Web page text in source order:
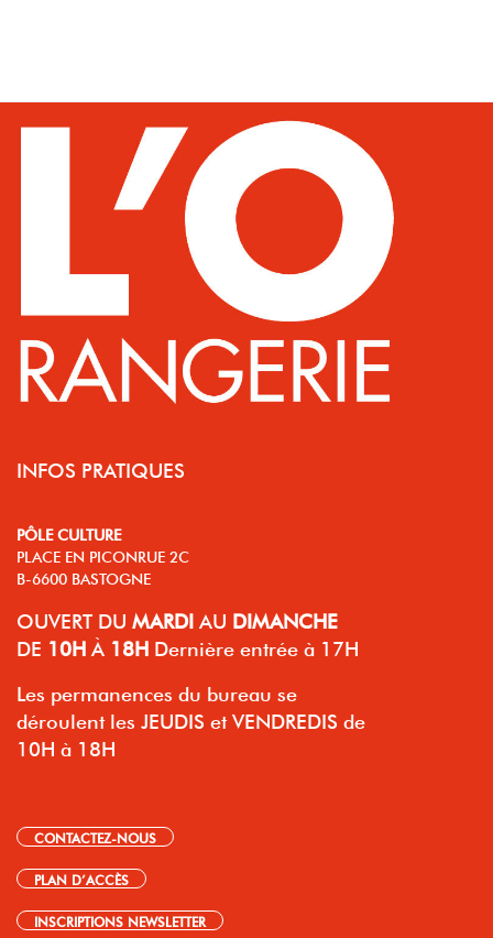
INFOS PRATIQUES
PÔLE CULTURE
PLACE EN PICONRUE 2C
B-6600 BASTOGNE
OUVERT DU MARDI AU DIMANCHE
DE 10H À 18H Dernière entrée à 17H
Les permanences du bureau se
déroulent les JEUDIS et VENDREDIS de
10H à 18H
CONTACTEZ-NOUS
PLAN D’ACCÈS
INSCRIPTIONS NEWSLETTER